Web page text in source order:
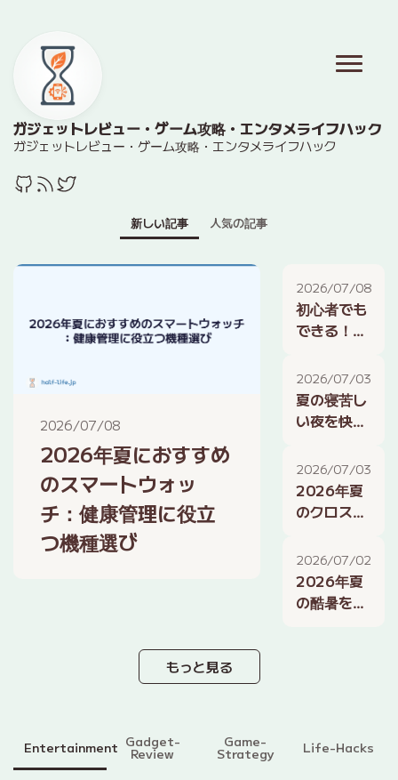
ガジェットレビュー・ゲーム攻略・エンタメライフハック
ガジェットレビュー・ゲーム攻略・エンタメライフハック
新しい記事 人気の記事
2026/07/08
2026年夏におすすめ
のスマートウォッ
チ：健康管理に役立
つ機種選び
2026/07/08
初心者でも
できる！
トワーク
HDD）導入
ガイド
2026/07/03
夏の寝苦し
い夜を快適
ロジーで睡
眠の質を改
善する方法
2026/07/03
2026年夏
のクロスプ
線：プラッ
トフォーム
を超えて遊
ぶ方法
2026/07/02
2026年夏
の酷暑を乗
もっと見る
Entertainment Gadget-
Review
Game-
Strategy Life-Hacks